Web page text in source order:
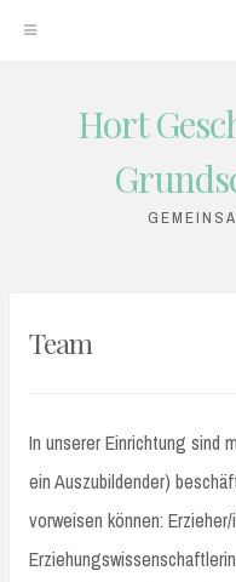
Hort
Team
In unserer Einrichtung sind
ein Auszubildender)
vorweisen können: